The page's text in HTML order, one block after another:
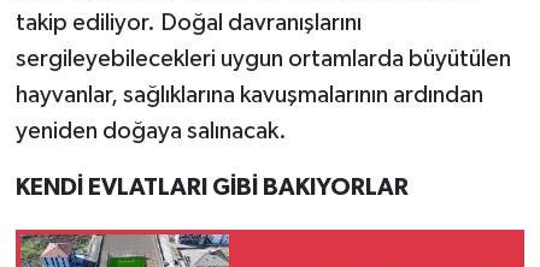
takip ediliyor. Doğal davranışlarını
sergileyebilecekleri uygun ortamlarda büyütülen
hayvanlar, sağlıklarına kavuşmalarının ardından
yeniden doğaya salınacak.
KENDİ EVLATLARI GİBİ BAKIYORLAR